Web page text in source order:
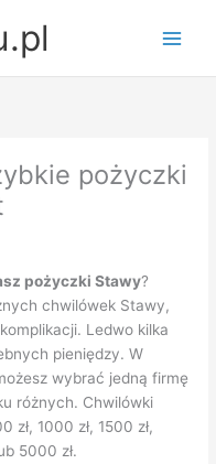
pożyczki
pożyczki Stawy?
chwilówek Stawy,
Ledwo kilka
pieniędzy. W
wybrać jedną firmę
różnych. Chwilówki
1000 zł, 1500 zł,
5000 zł.